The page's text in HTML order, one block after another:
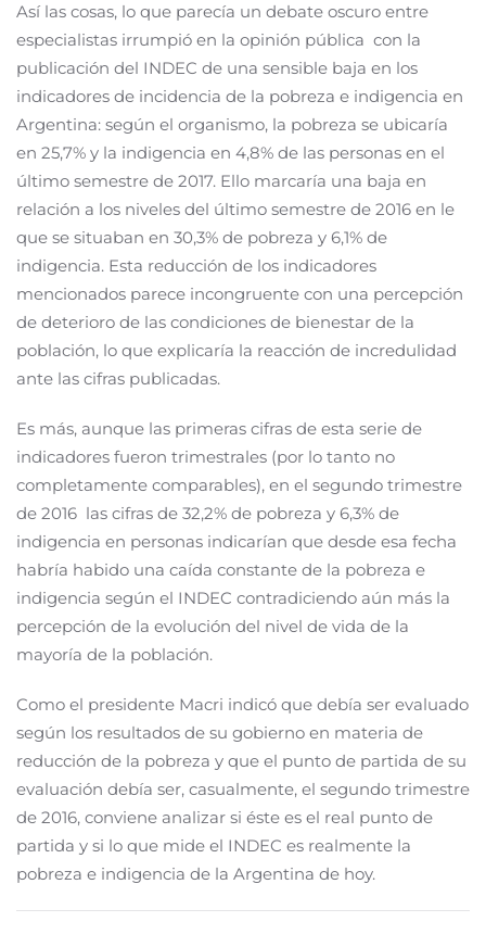
Así las cosas, lo que parecía un debate oscuro entre
especialistas irrumpió en la opinión pública con la
publicación del INDEC de una sensible baja en los
indicadores de incidencia de la pobreza e indigencia en
Argentina: según el organismo, la pobreza se ubicaría
en 25,7% y la indigencia en 4,8% de las personas en el
último semestre de 2017. Ello marcaría una baja en
relación a los niveles del último semestre de 2016 en le
que se situaban en 30,3% de pobreza y 6,1% de
indigencia. Esta reducción de los indicadores
mencionados parece incongruente con una percepción
de deterioro de las condiciones de bienestar de la
población, lo que explicaría la reacción de incredulidad
ante las cifras publicadas.
Es más, aunque las primeras cifras de esta serie de
indicadores fueron trimestrales (por lo tanto no
completamente comparables), en el segundo trimestre
de 2016 las cifras de 32,2% de pobreza y 6,3% de
indigencia en personas indicarían que desde esa fecha
habría habido una caída constante de la pobreza e
indigencia según el INDEC contradiciendo aún más la
percepción de la evolución del nivel de vida de la
mayoría de la población.
Como el presidente Macri indicó que debía ser evaluado
según los resultados de su gobierno en materia de
reducción de la pobreza y que el punto de partida de su
evaluación debía ser, casualmente, el segundo trimestre
de 2016, conviene analizar si éste es el real punto de
partida y si lo que mide el INDEC es realmente la
pobreza e indigencia de la Argentina de hoy.